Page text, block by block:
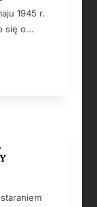
1945 r.
się o...